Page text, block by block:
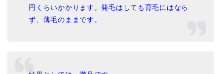
円くらいかかります。発毛はしても育毛にはなら
ず、薄毛のままです。